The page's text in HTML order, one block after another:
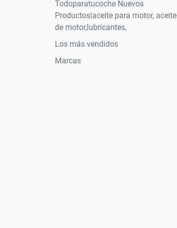
Todoparatucoche Nuevos
Productos|aceite para motor, aceite
de motor,lubricantes,
Los más vendidos
Marcas